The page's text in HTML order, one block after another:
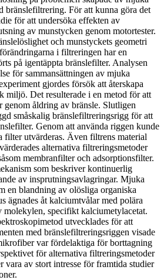
bränslefiltrering. För att kunna göra det
för att undersöka effekten av
av munstycken genom motortester.
och munstyckets geometri
i filtreringen har en
på igentäppta bränslefilter. Analysen
för sammansättningen av mjuka
gjordes försök att återskapa
miljö. Det resulterade i en metod för att
genom åldring av bränsle. Slutligen
småskalig bränslefiltreringsrigg för att
Genom att använda riggen kunde
filter utvärderas. Även filtrens material
alternativa filtreringsmetoder
membranfilter och adsorptionsfilter.
som beskriver kontinuerlig
av insprutningsavlagringar. Mjuka
en blandning av olösliga organiska
ägnades åt kalciumtvålar med polära
molekylen, specifikt kalciumetylacetat.
utvecklades för att
med bränslefiltreringsriggen visade
var fördelaktiga för borttagning
för alternativa filtreringsmetoder
vara av stort intresse för framtida studier